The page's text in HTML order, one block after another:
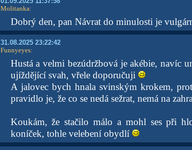
Molitanka:
Dobrý den, pan Návrat do minulosti je
31.08.2025 23:22:42
Funnyeyes:
Hustá a velmi bezúdržbová je akébie, navíc
ujíždějící svah, vřele doporučuji
A jalovec bych hnala svinským krokem,
pravidlo je, že co se nedá sežrat, nemá na
Koukám, že stačilo málo a mohl ses při
koníček, tohle velebení obydlí